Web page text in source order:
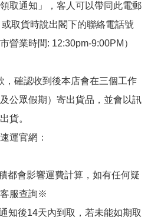
取通知」，客人可以帶同此電郵
取貨時說出閣下的聯絡電話號
營業時間: 12:30pm-9:00PM）
，確認收到後本店會在三個工作
公眾假期）寄出貨品，並會以訊
貨。
運官網：
都會影響運費計算，如有任何疑
服查詢※
知後14天內到取，若未能如期取